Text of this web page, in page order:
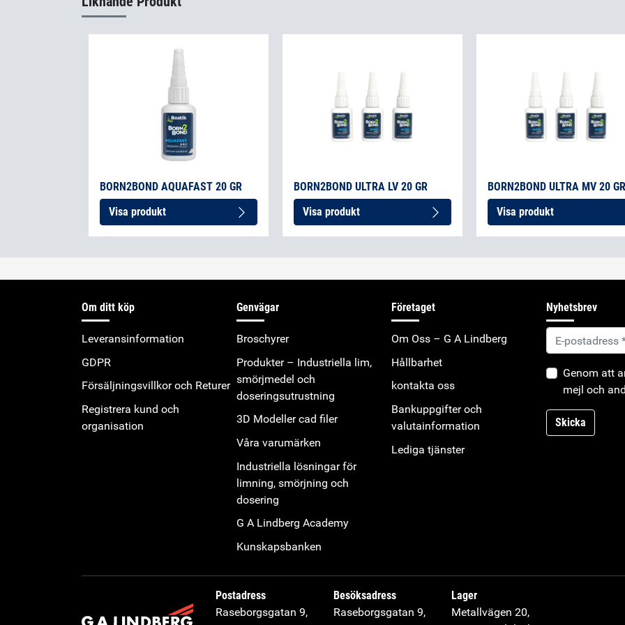
BORN2BOND AQUAFAST 20 GR
Visa produkt
BORN2BOND ULTRA LV 20 GR
Visa produkt
BORN2BOND ULTRA MV 20 GR
Visa produkt
Om ditt köp
Leveransinformation
GDPR
Försäljningsvillkor och Returer
Registrera kund och
organisation
Genvägar
Broschyrer
Produkter – Industriella lim,
smörjmedel och
doseringsutrustning
3D Modeller cad filer
Våra varumärken
Industriella lösningar för
limning, smörjning och
dosering
G A Lindberg Academy
Kunskapsbanken
Företaget
Om Oss – G A Lindberg
Hållbarhet
kontakta oss
Bankuppgifter och
valutainformation
Lediga tjänster
Nyhetsbrev
Genom att
mejl och
Skicka
Postadress
Raseborgsgatan 9,
Besöksadress
Raseborgsgatan 9,
Lager
Metallvägen 20,